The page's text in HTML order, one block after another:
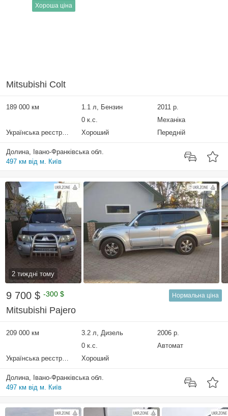
Хороша ціна
Mitsubishi Colt
189 000 км 1.1 л, Бензин
2011 р.
0 к.с.
Механіка
Українська реєстрація
Хороший Передній
Долина, Івано-Франківська обл.
497 км від м. Київ
2 тиждні тому
9 700 $ -300 $ Нормальна ціна
Mitsubishi Pajero
209 000 км 3.2 л, Дизель
2006 р.
0 к.с.
Автомат
Українська реєстрація
Хороший
Долина, Івано-Франківська обл.
497 км від м. Київ